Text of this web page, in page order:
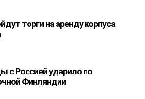
торги на аренду корпуса
с Россией ударило по
Финляндии